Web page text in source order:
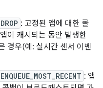
: 고정된 앱에 대한 콜
이 캐시되는 동안 발생한
경우(예: 실시간 센서 이벤
: 앱